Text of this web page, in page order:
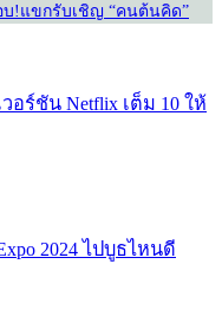
บ! แขกรับเชิญ “คนต้นคิด”
วอร์ชัน Netflix เต็ม 10 ให้
2024 ไปบูธไหนดี